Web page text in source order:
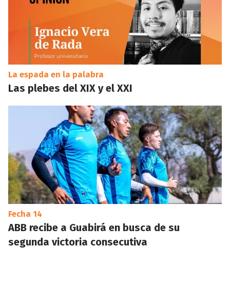
La espada en la palabra
Las plebes del XIX y el XXI
Fecha 14
ABB recibe a Guabirá en busca de su
segunda victoria consecutiva